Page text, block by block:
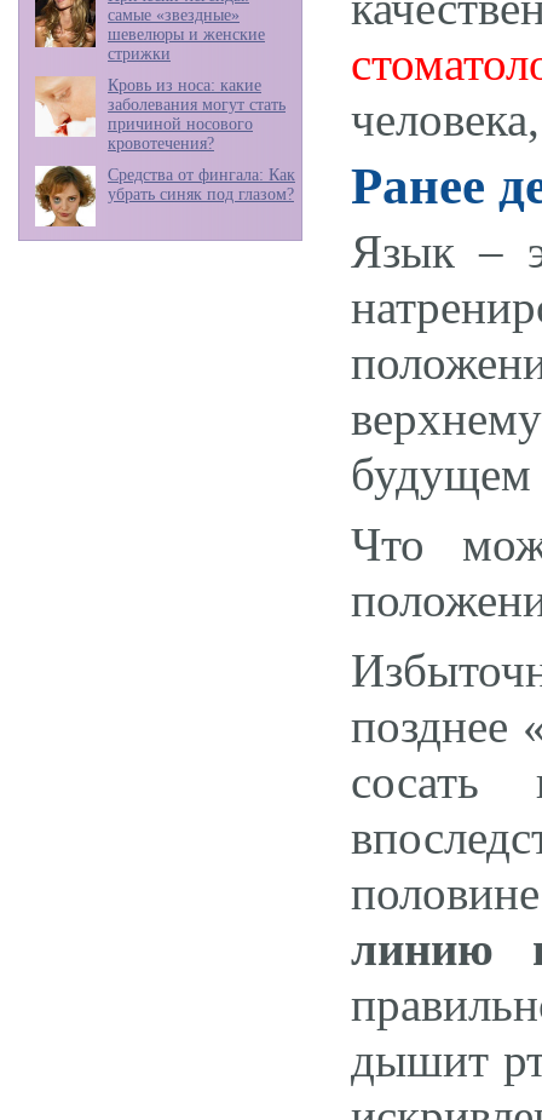
самые «звездные»
шевелюры и женские
стрижки
Кровь из носа: какие
заболевания могут стать
причиной носового
кровотечения?
Средства от фингала: Как
убрать синяк под глазом?
Ранее
Язык –
будущем
Что
позднее
линию
дышит